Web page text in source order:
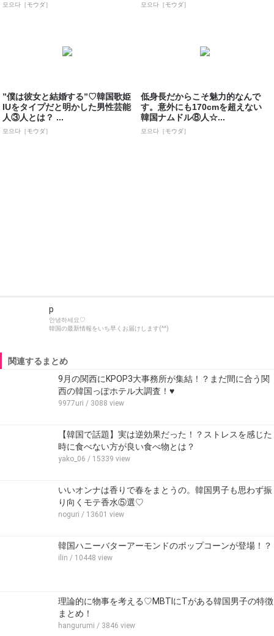
모으다［モウダ］ 모으다［モウダ］
”僕は彼女と結婚する”♡韓国歌姫
IUをタイプだと明かした男性芸能
人③人とは？ ...
모으다［モウダ］
低身長だからこそ魅力的なんで
す。意外にも170cmを超えない
韓国ナムドル⑧人☆...
모으다［モウダ］
p
안녕하세요♡
韓国の最新情報をいち早くお届けします(^^)
関連するまとめ
9月の関西にKPOP3大事務所が集結！？まだ間に合う関
西の韓国っぽホテル大調査！♥
9977uri / 3088 view
【韓国で話題】実は逆効果だった！？ストレスを感じた
時に食べない方が良い食べ物とは？
yako_06 / 15339 view
いいオンナは香りで春をまとうの。韓国男子も思わず振
り向くモテ香水⑤選♡
noguri / 13601 view
韓国ハニーバターアーモンドのポップコーンが登場！？
ilin / 10448 view
理論的に物事を考える♡MBTIにTがある韓国男子の特徴
まとめ！
hangurumi / 3846 view